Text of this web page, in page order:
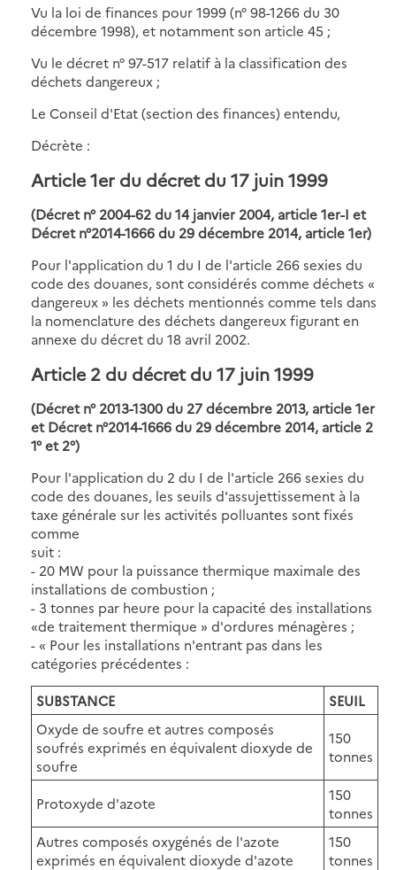
Vu la loi de finances pour 1999 (n° 98-1266 du 30
décembre 1998), et notamment son article 45 ;
Vu le décret n° 97-517 relatif à la classification des
déchets dangereux ;
Le Conseil d'Etat (section des finances) entendu,
Décrète :
Article 1er du décret du 17 juin 1999
(Décret n° 2004-62 du 14 janvier 2004, article 1er-I et
Décret n°2014-1666 du 29 décembre 2014, article 1er)
Pour l'application du 1 du I de l'article 266 sexies du
code des douanes, sont considérés comme déchets «
dangereux » les déchets mentionnés comme tels dans
la nomenclature des déchets dangereux figurant en
annexe du décret du 18 avril 2002.
Article 2 du décret du 17 juin 1999
(Décret n° 2013-1300 du 27 décembre 2013, article 1er
et Décret n°2014-1666 du 29 décembre 2014, article 2
1° et 2°)
Pour l'application du 2 du I de l'article 266 sexies du
code des douanes, les seuils d'assujettissement à la
taxe générale sur les activités polluantes sont fixés
comme
suit :
- 20 MW pour la puissance thermique maximale des
installations de combustion ;
- 3 tonnes par heure pour la capacité des installations
«de traitement thermique » d'ordures ménagères ;
- « Pour les installations n'entrant pas dans les
catégories précédentes :
SUBSTANCE
SEUIL
Oxyde de soufre et autres composés
soufrés exprimés en équivalent dioxyde de
soufre
150
tonnes
Protoxyde d'azote
150
tonnes
Autres composés oxygénés de l'azote
exprimés en équivalent dioxyde d'azote
150
tonnes